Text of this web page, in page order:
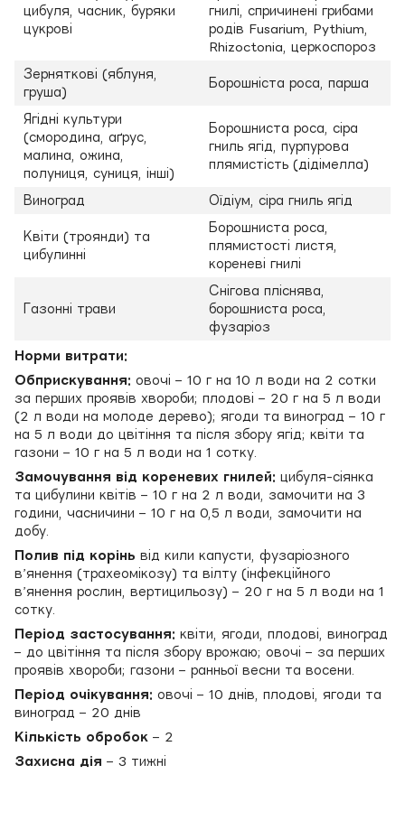
цибуля, часник, буряки
цукрові
гнилі, спричинені грибами
родів Fusarium, Pythium,
Rhizoctonia, церкоспороз
Зерняткові (яблуня,
груша)
Борошніста роса, парша
Ягідні культури
(смородина, аґрус,
малина, ожина,
полуниця, суниця, інші)
Борошниста роса, сіра
гниль ягід, пурпурова
плямистість (дідімелла)
Виноград Оїдіум, сіра гниль ягід
Квіти (троянди) та
цибулинні
Борошниста роса,
плямистості листя,
кореневі гнилі
Газонні трави
Снігова пліснява,
борошниста роса,
фузаріоз
Норми витрати:
Обприскування: овочі – 10 г на 10 л води на 2 сотки
за перших проявів хвороби; плодові – 20 г на 5 л води
(2 л води на молоде дерево); ягоди та виноград – 10 г
на 5 л води до цвітіння та після збору ягід; квіти та
газони – 10 г на 5 л води на 1 сотку.
Замочування від кореневих гнилей: цибуля-сіянка
та цибулини квітів – 10 г на 2 л води, замочити на 3
години, часничини – 10 г на 0,5 л води, замочити на
добу.
Полив під корінь від кили капусти, фузаріозного
в’янення (трахеомікозу) та вілту (інфекційного
в’янення рослин, вертицильозу) – 20 г на 5 л води на 1
сотку.
Період застосування: квіти, ягоди, плодові, виноград
– до цвітіння та після збору врожаю; овочі – за перших
проявів хвороби; газони – ранньої весни та восени.
Період очікування: овочі – 10 днів, плодові, ягоди та
виноград – 20 днів
Кількість обробок – 2
Захисна дія – 3 тижні